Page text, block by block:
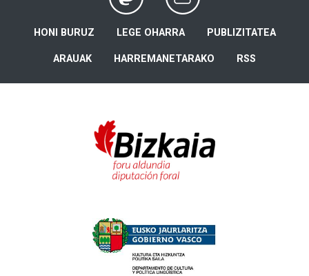
HONI BURUZ LEGE OHARRA PUBLIZITATEA
ARAUAK HARREMANETARAKO RSS